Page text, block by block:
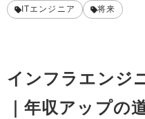
ITエンジニア 将来
インフラエンジ
｜年収アップの